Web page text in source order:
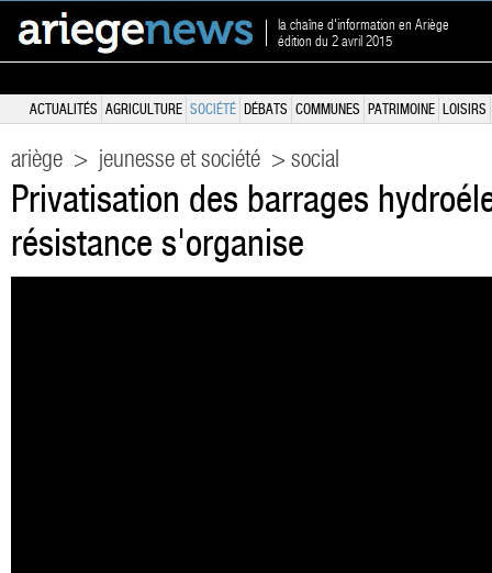
la chaîne d'information en Ariège
édition du 2 avril 2015
ACTUALITÉS AGRICULTURE SOCIÉTÉ DÉBATS COMMUNES PATRIMOINE LOISIRS
ariège > jeunesse et société > social
Privatisation des barrages
résistance s'organise